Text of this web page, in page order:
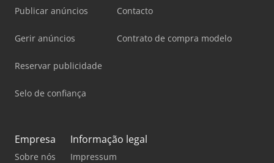
Publicar anúncios
Gerir anúncios
Reservar publicidade
Selo de confiança
Contacto
Contrato de compra modelo
Empresa
Sobre nós
Informação legal
Impressum